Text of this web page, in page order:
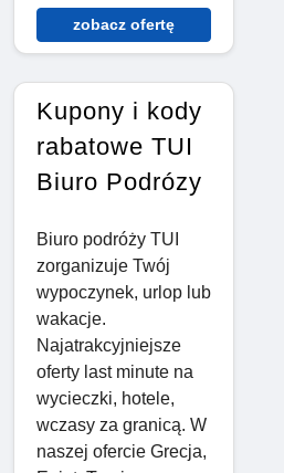
zobacz ofertę
Kupony i kody
rabatowe TUI
Biuro Podrózy
Biuro podróży TUI
zorganizuje Twój
wypoczynek, urlop lub
wakacje.
Najatrakcyjniejsze
oferty last minute na
wycieczki, hotele,
wczasy za granicą. W
naszej ofercie Grecja,